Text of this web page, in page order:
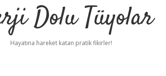
Dolu Tüyolar
Hayatına hareket katan pratik fikirler!